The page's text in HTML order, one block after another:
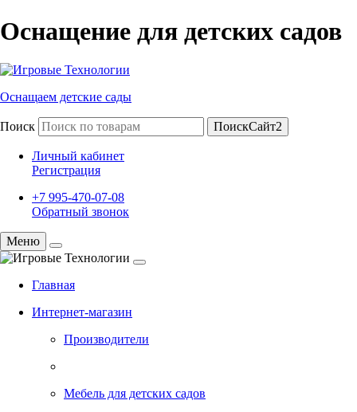
Оснащение для детских садов
Оснащаем детские сады
Поиск ПоискСайт2
Личный кабинет
Регистрация
+7 995-470-07-08
Обратный звонок
Меню
Главная
Интернет-магазин
Производители
Мебель для детских садов